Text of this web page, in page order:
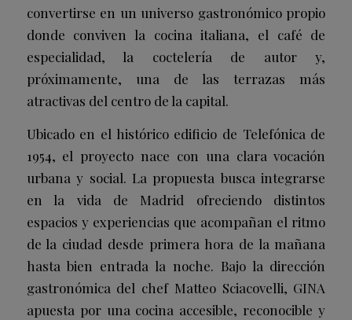
convertirse en un universo gastronómico propio
donde conviven la cocina italiana, el café de
especialidad, la coctelería de autor y,
próximamente, una de las terrazas más
atractivas del centro de la capital.
Ubicado en el histórico edificio de Telefónica de
1954, el proyecto nace con una clara vocación
urbana y social. La propuesta busca integrarse
en la vida de Madrid ofreciendo distintos
espacios y experiencias que acompañan el ritmo
de la ciudad desde primera hora de la mañana
hasta bien entrada la noche. Bajo la dirección
gastronómica del chef Matteo Sciacovelli, GINA
apuesta por una cocina accesible, reconocible y